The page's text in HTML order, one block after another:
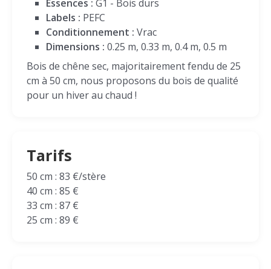
Essences : G1 - Bois durs
Labels : PEFC
Conditionnement : Vrac
Dimensions : 0.25 m, 0.33 m, 0.4 m, 0.5 m
Bois de chêne sec, majoritairement fendu de 25
cm à 50 cm, nous proposons du bois de qualité
pour un hiver au chaud !
Tarifs
50 cm : 83 €/stère
40 cm : 85 €
33 cm : 87 €
25 cm : 89 €